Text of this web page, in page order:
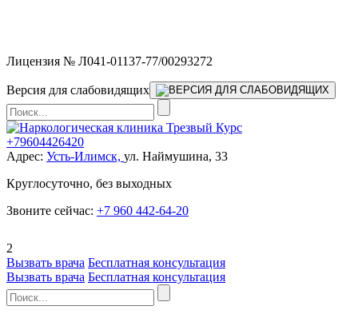
Лицензия № Л041-01137-77/00293272
Версия для слабовидящих
+79604426420
Адрес: Усть-Илимск, ул. Наймушина, 33
Круглосуточно, без выходных
Звоните сейчас: +7 960 442-64-20
2
Вызвать врача Бесплатная консультация
Вызвать врача Бесплатная консультация